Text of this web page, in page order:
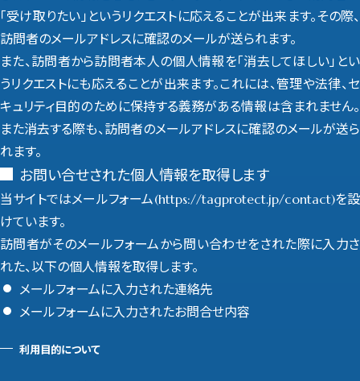
「受け取りたい」というリクエストに応えることが出来ます。その際、
訪問者のメールアドレスに確認のメールが送られます。
また、訪問者から訪問者本人の個人情報を「消去してほしい」とい
うリクエストにも応えることが出来ます。これには、管理や法律、セ
キュリティ目的のために保持する義務がある情報は含まれません。
また消去する際も、訪問者のメールアドレスに確認のメールが送ら
れます。
お問い合せされた個人情報を取得します
当サイトではメールフォーム(https://tagprotect.jp/contact)を設
けています。
訪問者がそのメールフォームから問い合わせをされた際に入力さ
れた、以下の個人情報を取得します。
メールフォームに入力された連絡先
メールフォームに入力されたお問合せ内容
利用目的について